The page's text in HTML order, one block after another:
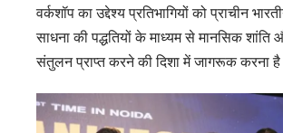
वर्कशॉप का उद्देश्य प्रतिभागियों को प्राचीन
साधना की पद्धतियों के माध्यम से मानसिक
संतुलन प्राप्त करने की दिशा में जागरूक करना